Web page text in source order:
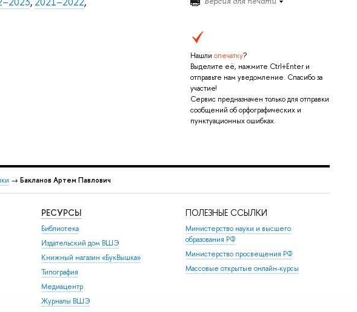
Нашли опечатку?
Выделите её, нажмите Ctrl+Enter и
отправьте нам уведомление. Спасибо за
участие!
Сервис предназначен только для отправки
сообщений об орфографических и
пунктуационных ошибках.
→ Бакланов Артем Павлович
РЕСУРСЫ
Библиотека
Издательский дом ВШЭ
Книжный магазин «БукВышка»
Типография
Медиацентр
Журналы ВШЭ
ПОЛЕЗНЫЕ ССЫЛКИ
Министерство науки и высшего
образования РФ
Министерство просвещения РФ
Массовые открытые онлайн-курсы